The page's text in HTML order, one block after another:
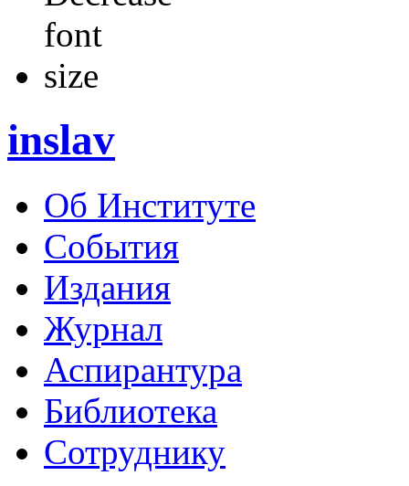
inslav
Об Институте
События
Издания
Журнал
Аспирантура
Библиотека
Сотруднику